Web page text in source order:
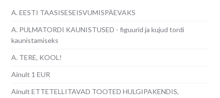
A. EESTI TAASISESEISVUMISPÄEVAKS
A. PULMATORDI KAUNISTUSED - figuurid ja kujud tordi
kaunistamiseks
A. TERE, KOOL!
Ainult 1 EUR
Ainult ETTETELLITAVAD TOOTED HULGIPAKENDIS,